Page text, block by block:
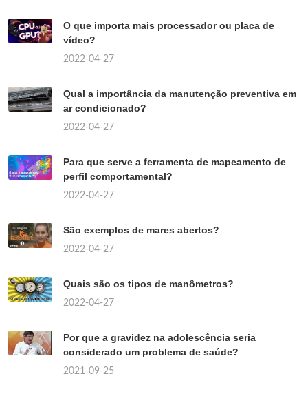
O que importa mais processador ou placa de
vídeo?
2022-04-27
Qual a importância da manutenção preventiva em
ar condicionado?
2022-04-27
Para que serve a ferramenta de mapeamento de
perfil comportamental?
2022-04-27
São exemplos de mares abertos?
2022-04-27
Quais são os tipos de manômetros?
2022-04-27
Por que a gravidez na adolescência seria
considerado um problema de saúde?
2021-09-25